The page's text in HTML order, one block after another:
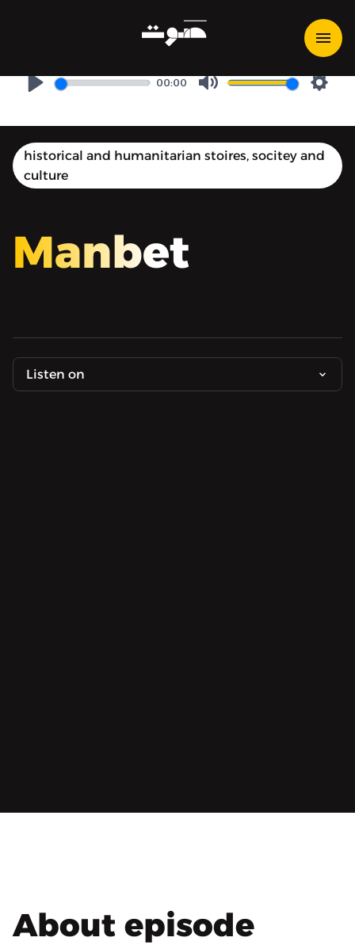
الهلالية.. عن بطولات أبو زيد
00:00
historical and humanitarian stoires, socitey and
culture
Manbet
Listen on
About episode